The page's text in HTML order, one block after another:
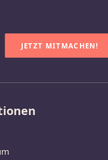
JETZT MITMACHEN!